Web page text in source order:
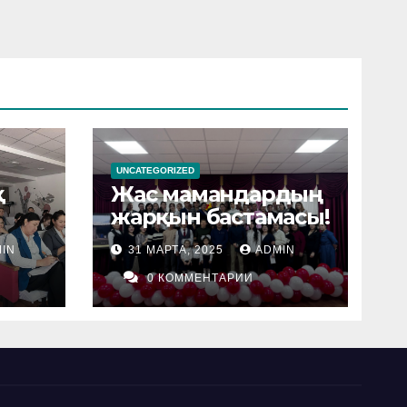
UNCATEGORIZED
Жас мамандардың
жарқын бастамасы!
31 МАРТА, 2025 ADMIN
0 КОММЕНТАРИИ